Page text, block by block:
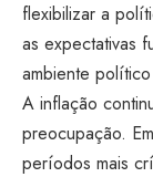
flexibilizar a
as expectativas
ambiente
A inflação
preocupação.
períodos mais